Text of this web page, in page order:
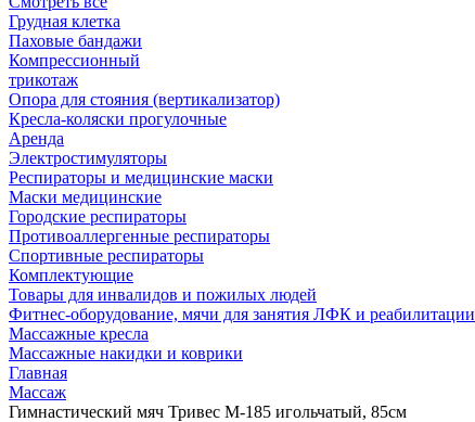
Грудная клетка
Паховые бандажи
Компрессионный
трикотаж
Опора для стояния (вертикализатор)
Кресла-коляски прогулочные
Аренда
Электростимуляторы
Респираторы и медицинские маски
Маски медицинские
Городские респираторы
Противоаллергенные респираторы
Спортивные респираторы
Комплектующие
Товары для инвалидов и пожилых людей
Фитнес-оборудование, мячи для занятия ЛФК и реабилитации
Массажные кресла
Массажные накидки и коврики
Главная
Массаж
Гимнастический мяч Тривес М-185 игольчатый, 85см